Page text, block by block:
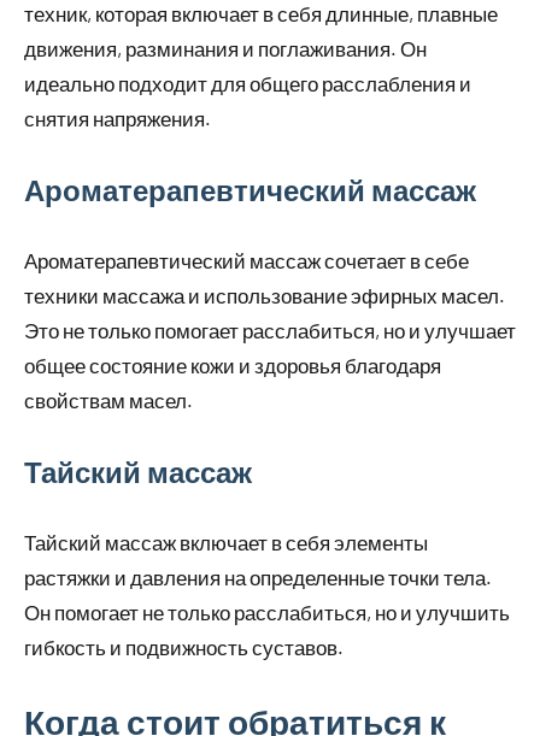
техник, которая включает в себя длинные, плавные
движения, разминания и поглаживания. Он
идеально подходит для общего расслабления и
снятия напряжения.
Ароматерапевтический массаж
Ароматерапевтический массаж сочетает в себе
техники массажа и использование эфирных масел.
Это не только помогает расслабиться, но и улучшает
общее состояние кожи и здоровья благодаря
свойствам масел.
Тайский массаж
Тайский массаж включает в себя элементы
растяжки и давления на определенные точки тела.
Он помогает не только расслабиться, но и улучшить
гибкость и подвижность суставов.
Когда стоит обратиться к